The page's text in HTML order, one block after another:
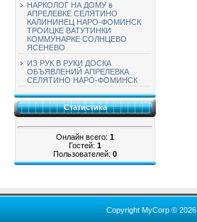
НАРКОЛОГ НА ДОМУ в
АПРЕЛЕВКЕ СЕЛЯТИНО
КАЛИНИНЕЦ НАРО-ФОМИНСК
ТРОИЦКЕ ВАТУТИНКИ
КОММУНАРКЕ СОЛНЦЕВО
ЯСЕНЕВО
ИЗ РУК В РУКИ ДОСКА
ОБЪЯВЛЕНИЙ АПРЕЛЕВКА
СЕЛЯТИНО НАРО-ФОМИНСК
Статистика
Онлайн всего: 1
Гостей: 1
Пользователей: 0
Copyright MyCorp © 2026